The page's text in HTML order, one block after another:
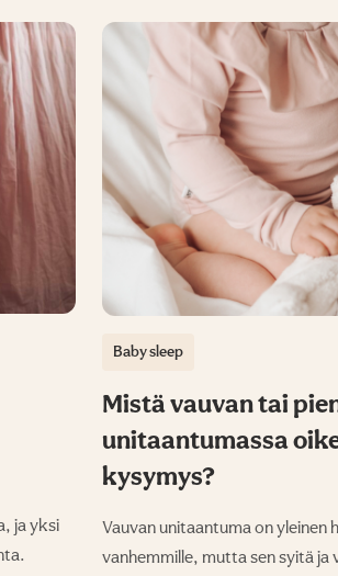
ja yksi
Baby sleep
Mistä vauvan tai
unitaantumassa
kysymys?
Vauvan unitaantuma on yleinen
vanhemmille, mutta sen syitä ja